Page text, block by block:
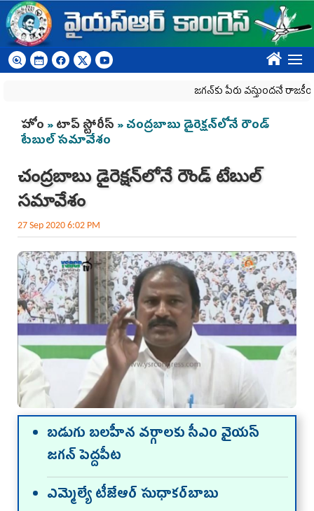
Skip to main content
????
జగన్‌కు పేరు వస్తుందనే రాజకీయ కక్షతో
You are here
హోం »టాప్ స్టోరీస్ » చంద్ర‌బాబు డైరెక్ష‌న్‌లోనే రౌండ్
టేబుల్ స‌మావేశం
చంద్ర‌బాబు డైరెక్ష‌న్‌లోనే రౌండ్ టేబుల్
స‌మావేశం
27 Sep 2020 6:02 PM
బ‌డుగు బ‌ల‌హీన వ‌ర్గాల‌కు సీఎం వైయ‌స్
జ‌గ‌న్ పెద్ద‌పీట‌
ఎమ్మెల్యే టీజేఆర్ సుధాక‌ర్‌బాబు